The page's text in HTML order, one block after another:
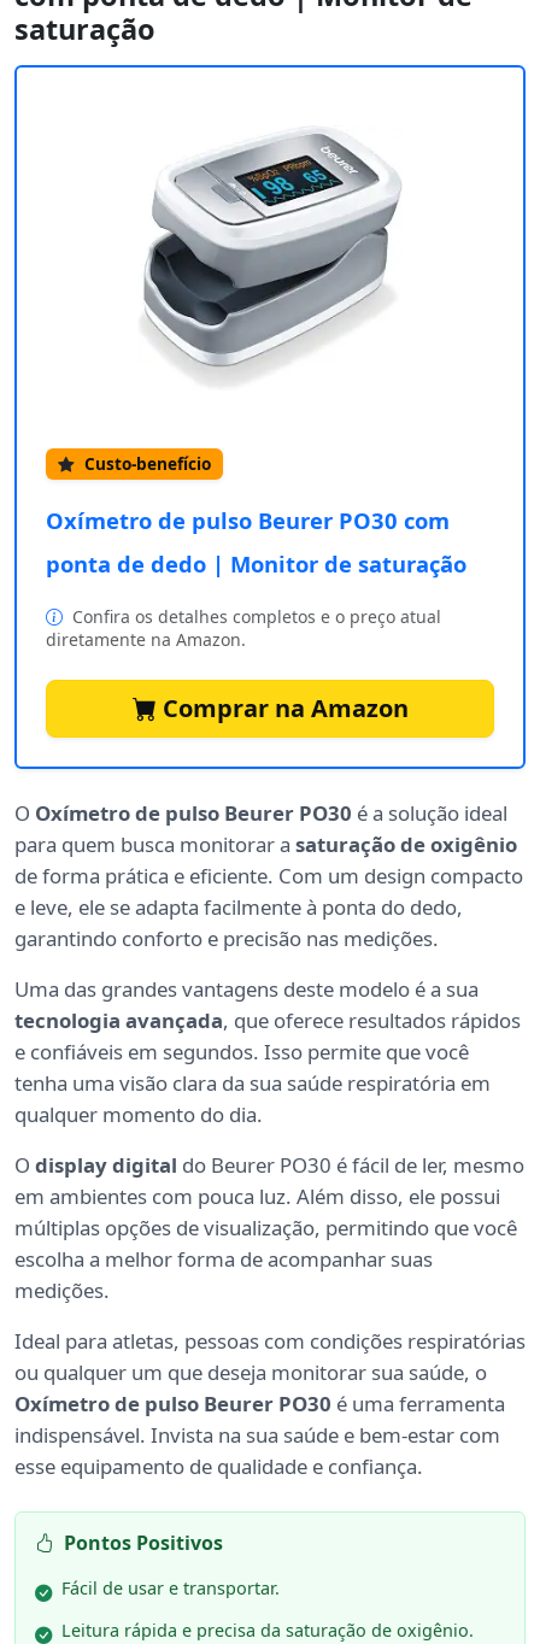
saturação
Custo-benefício
Oxímetro de pulso Beurer PO30 com
ponta de dedo | Monitor de saturação
Confira os detalhes completos e o preço atual
diretamente na Amazon.
Comprar na Amazon
O Oxímetro de pulso Beurer PO30 é a solução ideal
para quem busca monitorar a saturação de oxigênio
de forma prática e eficiente. Com um design compacto
e leve, ele se adapta facilmente à ponta do dedo,
garantindo conforto e precisão nas medições.
Uma das grandes vantagens deste modelo é a sua
tecnologia avançada, que oferece resultados rápidos
e confiáveis em segundos. Isso permite que você
tenha uma visão clara da sua saúde respiratória em
qualquer momento do dia.
O display digital do Beurer PO30 é fácil de ler, mesmo
em ambientes com pouca luz. Além disso, ele possui
múltiplas opções de visualização, permitindo que você
escolha a melhor forma de acompanhar suas
medições.
Ideal para atletas, pessoas com condições respiratórias
ou qualquer um que deseja monitorar sua saúde, o
Oxímetro de pulso Beurer PO30 é uma ferramenta
indispensável. Invista na sua saúde e bem-estar com
esse equipamento de qualidade e confiança.
Pontos Positivos
Fácil de usar e transportar.
Leitura rápida e precisa da saturação de oxigênio.